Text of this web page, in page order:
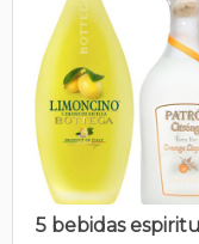
5 bebidas